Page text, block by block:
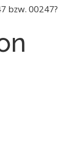
bzw. 00247?